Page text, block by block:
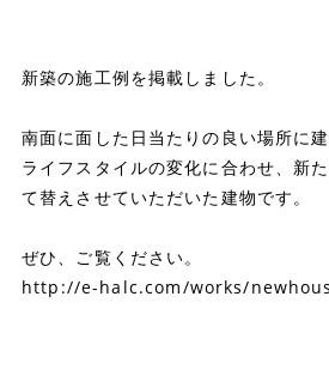
新築の施工例を掲載しました。
南面に面した日当たりの良い場所に建
ライフスタイルの変化に合わせ、新
て替えさせていただいた建物です。
ぜひ、ご覧ください。
http://e-halc.com/works/